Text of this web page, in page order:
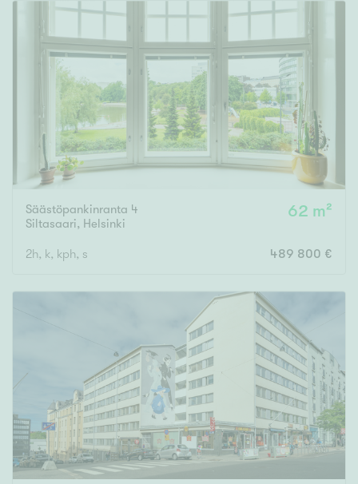
Säästöpankinranta 4
Siltasaari, Helsinki
62 m²
2h, k, kph, s 489 800 €